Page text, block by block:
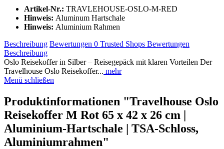
Artikel-Nr.: TRAVLEHOUSE-OSLO-M-RED
Hinweis: Aluminum Hartschale
Hinweis: Aluminium Rahmen
Beschreibung Bewertungen 0 Trusted Shops Bewertungen
Beschreibung
Oslo Reisekoffer in Silber – Reisegepäck mit klaren Vorteilen Der
Travelhouse Oslo Reisekoffer... mehr
Menü schließen
Produktinformationen "Travelhouse Oslo
Reisekoffer M Rot 65 x 42 x 26 cm |
Aluminium-Hartschale | TSA-Schloss,
Aluminiumrahmen"